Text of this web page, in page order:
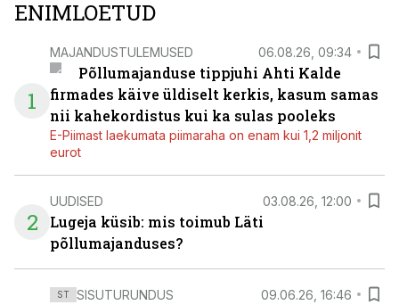
ENIMLOETUD
1
MAJANDUSTULEMUSED 06.08.26, 09:34
Põllumajanduse tippjuhi Ahti Kalde
firmades käive üldiselt kerkis, kasum samas
nii kahekordistus kui ka sulas pooleks
E-Piimast laekumata piimaraha on enam kui 1,2 miljonit
eurot
2
UUDISED 03.08.26, 12:00
Lugeja küsib: mis toimub Läti
põllumajanduses?
ST SISUTURUNDUS 09.06.26, 16:46